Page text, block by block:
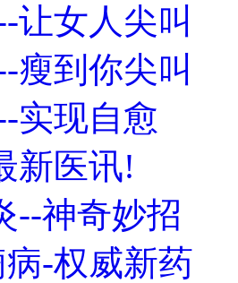
让女人尖叫
瘦到你尖叫
实现自愈
新医讯!
--神奇妙招
-权威新药